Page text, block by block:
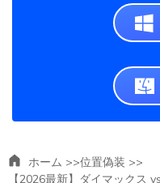
ホーム >>位置偽装 >>
【2026最新】ダイマックス